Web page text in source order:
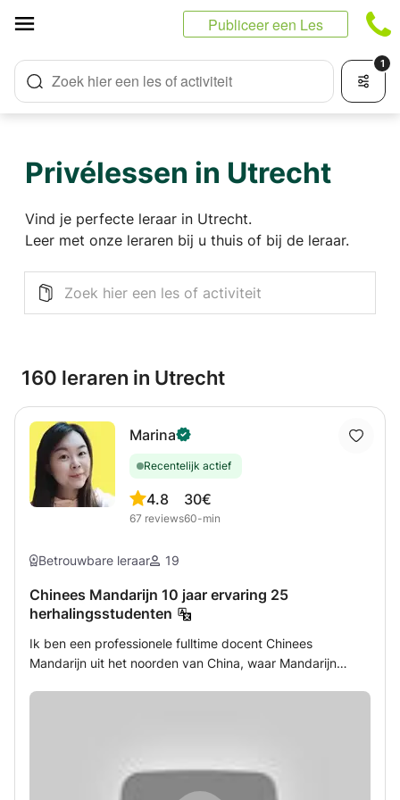
Publiceer een Les
Zoek hier een les of activiteit
1
Privélessen in Utrecht
Vind je perfecte leraar in Utrecht.
Leer met onze leraren bij u thuis of bij de leraar.
160 leraren in Utrecht
Marina
Recentelijk actief
4.8
67 reviews
30€
60-min
Betrouwbare leraar 19
Chinees Mandarijn 10 jaar ervaring 25
herhalingsstudenten
Ik ben een professionele fulltime docent Chinees
Mandarijn uit het noorden van China, waar Mandarijn
lessen kunnen een-op-een of groepslessen zijn. Ik heb